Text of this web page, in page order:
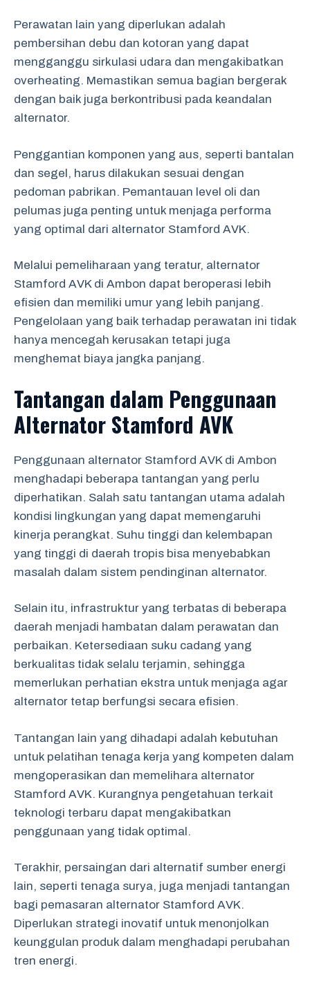
Perawatan lain yang diperlukan adalah
pembersihan debu dan kotoran yang dapat
mengganggu sirkulasi udara dan mengakibatkan
overheating. Memastikan semua bagian bergerak
dengan baik juga berkontribusi pada keandalan
alternator.
Penggantian komponen yang aus, seperti bantalan
dan segel, harus dilakukan sesuai dengan
pedoman pabrikan. Pemantauan level oli dan
pelumas juga penting untuk menjaga performa
yang optimal dari alternator Stamford AVK.
Melalui pemeliharaan yang teratur, alternator
Stamford AVK di Ambon dapat beroperasi lebih
efisien dan memiliki umur yang lebih panjang.
Pengelolaan yang baik terhadap perawatan ini tidak
hanya mencegah kerusakan tetapi juga
menghemat biaya jangka panjang.
Tantangan dalam Penggunaan
Alternator Stamford AVK
Penggunaan alternator Stamford AVK di Ambon
menghadapi beberapa tantangan yang perlu
diperhatikan. Salah satu tantangan utama adalah
kondisi lingkungan yang dapat memengaruhi
kinerja perangkat. Suhu tinggi dan kelembapan
yang tinggi di daerah tropis bisa menyebabkan
masalah dalam sistem pendinginan alternator.
Selain itu, infrastruktur yang terbatas di beberapa
daerah menjadi hambatan dalam perawatan dan
perbaikan. Ketersediaan suku cadang yang
berkualitas tidak selalu terjamin, sehingga
memerlukan perhatian ekstra untuk menjaga agar
alternator tetap berfungsi secara efisien.
Tantangan lain yang dihadapi adalah kebutuhan
untuk pelatihan tenaga kerja yang kompeten dalam
mengoperasikan dan memelihara alternator
Stamford AVK. Kurangnya pengetahuan terkait
teknologi terbaru dapat mengakibatkan
penggunaan yang tidak optimal.
Terakhir, persaingan dari alternatif sumber energi
lain, seperti tenaga surya, juga menjadi tantangan
bagi pemasaran alternator Stamford AVK.
Diperlukan strategi inovatif untuk menonjolkan
keunggulan produk dalam menghadapi perubahan
tren energi.